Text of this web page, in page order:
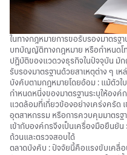
ในทางกฎหมายการขอรับรองมาตรฐ
บทบัญญัติทางกฎหมาย หรือกำหนดโ
ปฏิบัติของแวดวงธุรกิจในปัจจุบัน มั
รับรองมาตรฐานด้วยสาเหตุต่าง ๆ เห
บังคับตามกฎหมายโดยอ้อม : แม้ตัวใ
กำหนดหนึ่งของมาตรฐานระบุให้อง
แวดล้อมที่เกี่ยวข้องอย่างเคร่งครัด
อุตสาหกรรม หรือการควบคุมมาตรฐา
เข้ากับองค์กรจึงเป็นเครื่องมือยืนยั
ถ้วนและตรวจสอบได้
ตลาดบังคับ : ปัจจัยนี้คือแรงขับเคลื่